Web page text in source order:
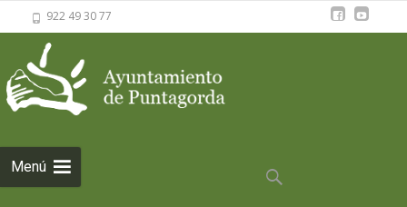
922 49 30 77
Menú
Saltar al
contenido
Buscar: